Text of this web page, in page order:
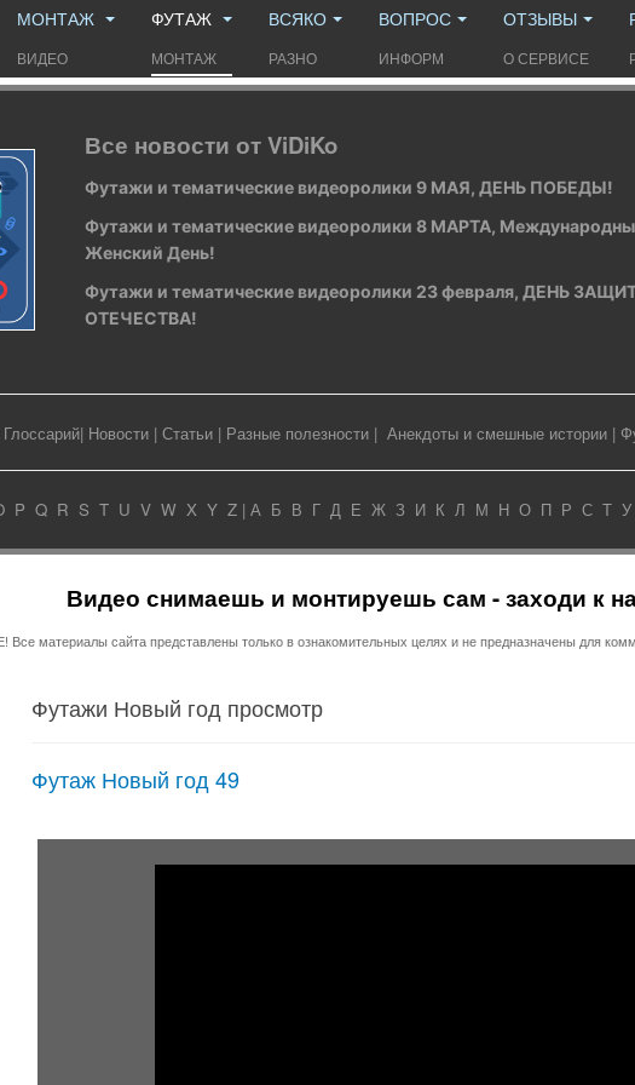
МОНТАЖ
ВИДЕО
ФУТАЖ
МОНТАЖ
ВСЯКО
РАЗНО
ВОПРОС
ИНФОРМ
ОТЗЫВЫ
О СЕРВИСЕ
Все новости от ViDiKo
Футажи и тематические видеоролики 9 МАЯ, ДЕНЬ ПОБЕДЫ!
Футажи и тематические видеоролики 8 МАРТА,
Женский День!
Футажи и тематические видеоролики 23 февраля, ДЕНЬ
ОТЕЧЕСТВА!
Глоссарий| Новости | Статьи | Разные полезности | Анекдоты и смешные истории |
P Q R S T U V W X Y Z| А Б В Г Д Е Ж З И К Л М Н О П Р С Т У
Видео снимаешь и монтируешь сам - заходи к
материалы сайта представлены только в ознакомительных целях и не предназначены для
Футажи Новый год просмотр
Футаж Новый год 49